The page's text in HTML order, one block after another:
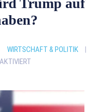
Trump auf
WIRTSCHAFT & POLITIK